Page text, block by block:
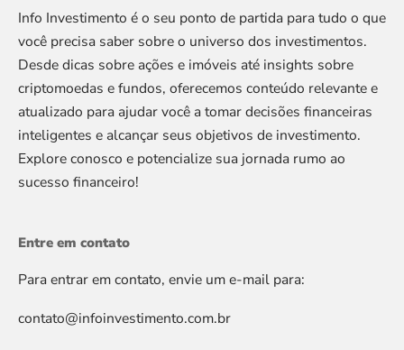
Info Investimento é o seu ponto de partida para tudo o que
você precisa saber sobre o universo dos investimentos.
Desde dicas sobre ações e imóveis até insights sobre
criptomoedas e fundos, oferecemos conteúdo relevante e
atualizado para ajudar você a tomar decisões financeiras
inteligentes e alcançar seus objetivos de investimento.
Explore conosco e potencialize sua jornada rumo ao
sucesso financeiro!
Entre em contato
Para entrar em contato, envie um e-mail para:
contato@infoinvestimento.com.br